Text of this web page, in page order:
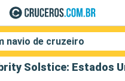
navio de cruzeiro